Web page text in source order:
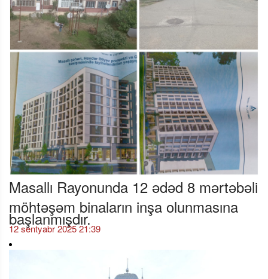
Masallı Rayonunda 12 ədəd 8 mərtəbəli
möhtəşəm binaların inşa olunmasına
başlanmışdır.
12 sentyabr 2025 21:39